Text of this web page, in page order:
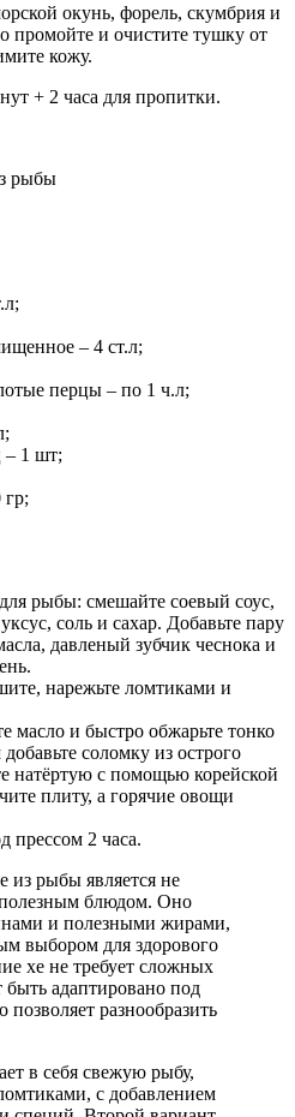
окунь, форель, скумбрия и
промойте и очистите тушку от
кожу.
+ 2 часа для пропитки.
– 4 ст.л;
перцы – по 1 ч.л;
– 1 шт;
рыбы: смешайте соевый соус,
соль и сахар. Добавьте пару
давленый зубчик чеснока и
нарежьте ломтиками и
масло и быстро обжарьте тонко
соломку из острого
натёртую с помощью корейской
плиту, а горячие овощи
прессом 2 часа.
из рыбы является не
блюдом. Оно
и полезными жирами,
выбором для здорового
хе не требует сложных
адаптировано под
разнообразить
в себя свежую рыбу,
с добавлением